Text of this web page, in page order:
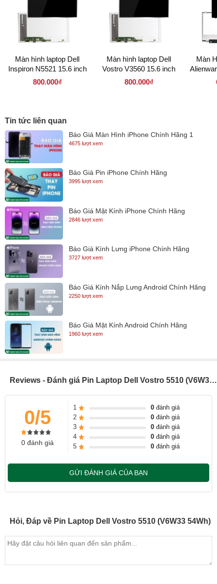
Màn hình laptop Dell
Inspiron N5521 15.6 inch
LED dày 40 pin (
800.000₫
Màn hình laptop Dell
Vostro V3560 15.6 inch
LED dày 40 pin (
800.000₫
Màn
Mỏng
Tin tức liên quan
Báo Giá Màn Hình iPhone Chính Hãng 1
4675 lượt xem
Báo Giá Pin iPhone Chính Hãng
3995 lượt xem
Báo Giá Mặt Kính iPhone Chính Hãng
2846 lượt xem
Báo Giá Kính Lưng iPhone Chính Hãng
3727 lượt xem
Báo Giá Kính Nắp Lưng Android Chính Hãng
2250 lượt xem
Báo Giá Mặt Kính Android Chính Hãng
1960 lượt xem
Reviews - Đánh giá Pin Laptop Dell Vostro 5510 (V6W33 54Wh)
0/5
0 đánh giá
1 0đánh giá
2
0đánh giá
3
0đánh giá
4
0đánh giá
5
0đánh giá
GỬI ĐÁNH GIÁ CỦA BẠN
Hỏi, Đáp về Pin Laptop Dell Vostro 5510 (V6W33 54Wh)